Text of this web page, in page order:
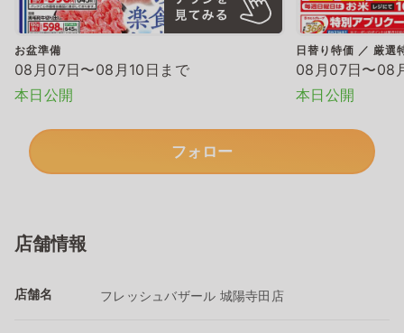
お盆準備
08月07日〜08月10日まで
本日公開
日替り特価 ／ 厳選
08月07日〜08
本日公開
フォロー
店舗情報
店舗名 フレッシュバザール 城陽寺田店